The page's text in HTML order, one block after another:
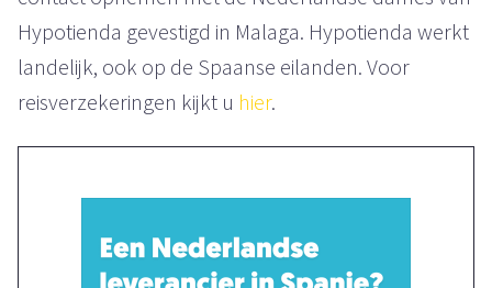
Hypotienda gevestigd in Malaga. Hypotienda werkt
landelijk, ook op de Spaanse eilanden. Voor
reisverzekeringen kijkt u hier.